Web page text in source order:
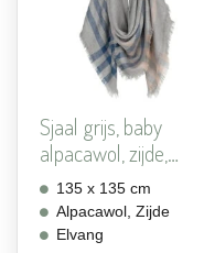
verlanglijst
toevoegen
Sjaal grijs, baby
alpacawol, zijde,
Elva...
135 x 135 cm
Alpacawol, Zijde
Elvang